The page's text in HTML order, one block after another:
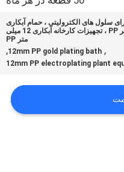
سلول های الکترولیتی ، حمام آبکاری
طلا 12 میلی متر PP ، تجهیزات کارخانه آبکاری 12 میلی
متر PP
,
12mm PP gold plating bath
,
12mm PP electroplating plant